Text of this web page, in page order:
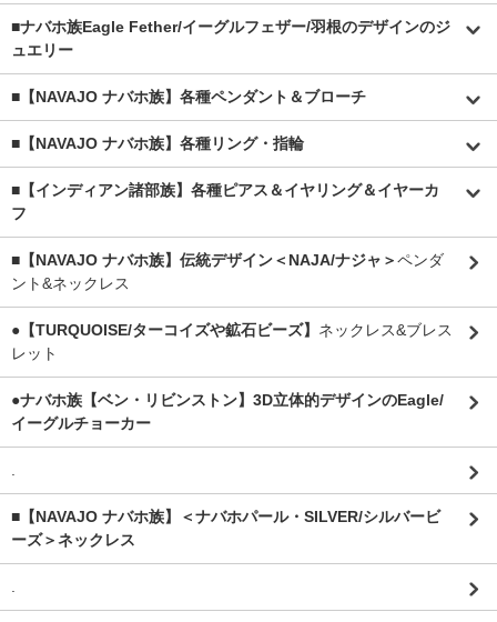
■ナバホ族Eagle Fether/イーグルフェザー/羽根のデザインのジ
ュエリー
■【NAVAJO ナバホ族】各種ペンダント＆ブローチ
■【NAVAJO ナバホ族】各種リング・指輪
■【インディアン諸部族】各種ピアス＆イヤリング＆イヤーカ
フ
■【NAVAJO ナバホ族】伝統デザイン＜NAJA/ナジャ＞ペンダ
ント&ネックレス
●【TURQUOISE/ターコイズや鉱石ビーズ】 ネックレス&ブレス
レット
●ナバホ族【ベン・リビンストン】3D立体的デザインのEagle/
イーグルチョーカー
.
■【NAVAJO ナバホ族】＜ナバホパール・SILVER/シルバービ
ーズ＞ネックレス
.